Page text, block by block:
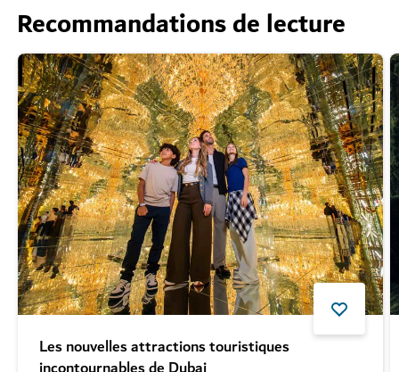
Recommandations de lecture
Les nouvelles attractions touristiques